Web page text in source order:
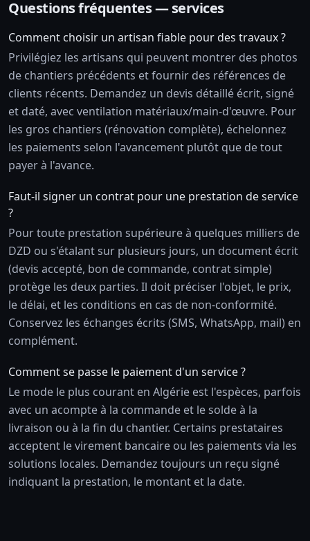
Questions fréquentes — services
Comment choisir un artisan fiable pour des travaux ?
Privilégiez les artisans qui peuvent montrer des photos
de chantiers précédents et fournir des références de
clients récents. Demandez un devis détaillé écrit, signé
et daté, avec ventilation matériaux/main-d'œuvre. Pour
les gros chantiers (rénovation complète), échelonnez
les paiements selon l'avancement plutôt que de tout
payer à l'avance.
Faut-il signer un contrat pour une prestation de service
?
Pour toute prestation supérieure à quelques milliers de
DZD ou s'étalant sur plusieurs jours, un document écrit
(devis accepté, bon de commande, contrat simple)
protège les deux parties. Il doit préciser l'objet, le prix,
le délai, et les conditions en cas de non-conformité.
Conservez les échanges écrits (SMS, WhatsApp, mail) en
complément.
Comment se passe le paiement d'un service ?
Le mode le plus courant en Algérie est l'espèces, parfois
avec un acompte à la commande et le solde à la
livraison ou à la fin du chantier. Certains prestataires
acceptent le virement bancaire ou les paiements via les
solutions locales. Demandez toujours un reçu signé
indiquant la prestation, le montant et la date.